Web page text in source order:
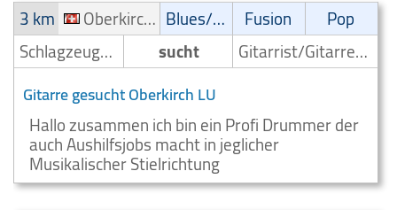
3 km
Oberkirch LU Blues/Swing Fusion
Pop
Schlagzeuger/Drummer
sucht Gitarrist/Gitarrenspieler
Gitarre gesucht Oberkirch LU
Hallo zusammen ich bin ein Profi Drummer der
auch Aushilfsjobs macht in jeglicher
Musikalischer Stielrichtung